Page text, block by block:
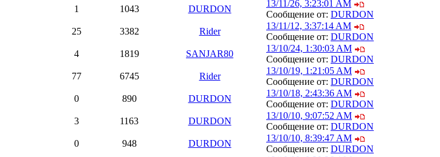
1 1043 DURDON
13/11/26, 3:23:01 AM
Сообщение от: DURDON
25 3382 Rider
13/11/12, 3:37:14 AM
Сообщение от: DURDON
4 1819 SANJAR80
13/10/24, 1:30:03 AM
Сообщение от: DURDON
77 6745 Rider
13/10/19, 1:21:05 AM
Сообщение от: DURDON
0 890 DURDON
13/10/18, 2:43:36 AM
Сообщение от: DURDON
3 1163 DURDON
13/10/10, 9:07:52 AM
Сообщение от: DURDON
0 948 DURDON
13/10/10, 8:39:47 AM
Сообщение от: DURDON